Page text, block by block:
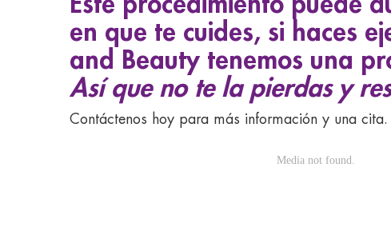
en que te cuides, si haces
and Beauty tenemos una
Así que no te la pierdas y
Contáctenos hoy para más información y una cita.